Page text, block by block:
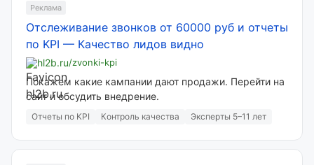
Реклама
Отслеживание звонков от 60000 руб и отчеты
по KPI — Качество лидов видно
hl2b.ru/zvonki-kpi
Покажем какие кампании дают продажи. Перейти на
сайт и обсудить внедрение.
Отчеты по KPI Контроль качества Эксперты 5–11 лет